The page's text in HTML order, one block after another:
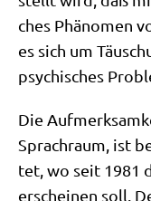
ches Phä­no­men
es sich um
psy­chi­sches
Die
Sprach­raum, ist
tet, wo seit 1981
erschei­nen soll.